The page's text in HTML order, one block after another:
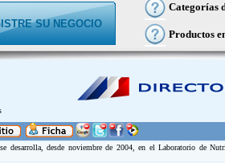
SU NEGOCIO
Categorías
Productos
desarrolla, desde noviembre de 2004, en el Laboratorio de